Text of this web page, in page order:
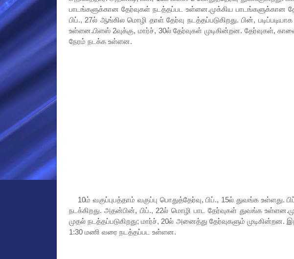
பாடங்களுக்கான தேர்வுகள் நடத்தப்பட உள்ளன.முக்கிய பாடங்களுக்கான
பிப்., 27ல் ஆங்கில மொழி தாள் தேர்வு நடத்தப்படுகிறது. பின்,
உள்ளன.பிளஸ் 2வுக்கு, மார்ச், 30ல் தேர்வுகள் முடிகின்றன. தேர்வுகள்,
நேரம் நடக்க உள்ளன.
10ம் வகுப்புபத்தாம் வகுப்பு பொதுத்தேர்வு, பிப்., 15ல் துவங்க உள்ளது.
நடக்கிறது. அதன்பின், பிப்., 22ல் மொழி பாட தேர்வுகள் துவங்க
முதல் நடத்தப்படுகிறது; மார்ச், 20ல் அனைத்து தேர்வுகளும் முடிகின்றன.
1:30 மணி வரை நடத்தப்பட உள்ளன.